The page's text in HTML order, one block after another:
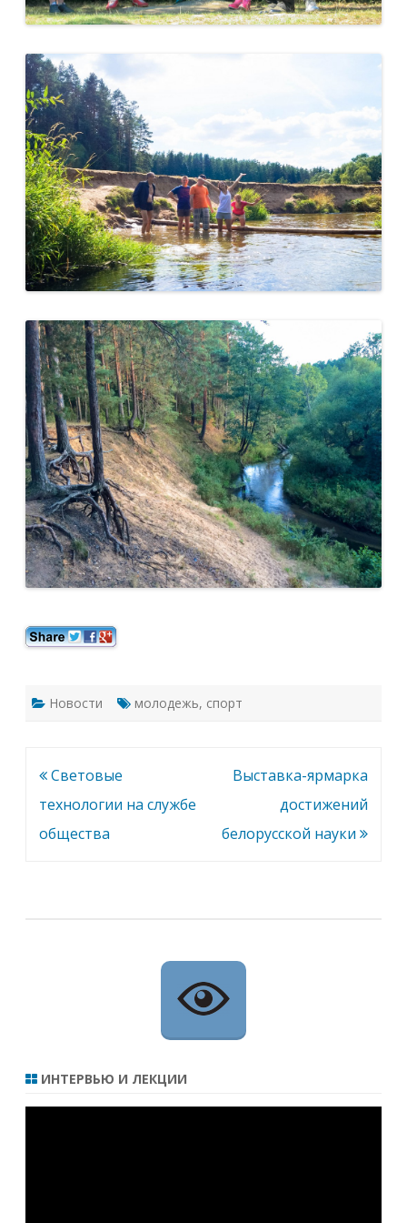
Новости молодежь, спорт
Навигация
по
записям
Световые
технологии на службе
общества
Выставка-ярмарка
достижений
белорусской науки
ИНТЕРВЬЮ И ЛЕКЦИИ
Видеоплеер